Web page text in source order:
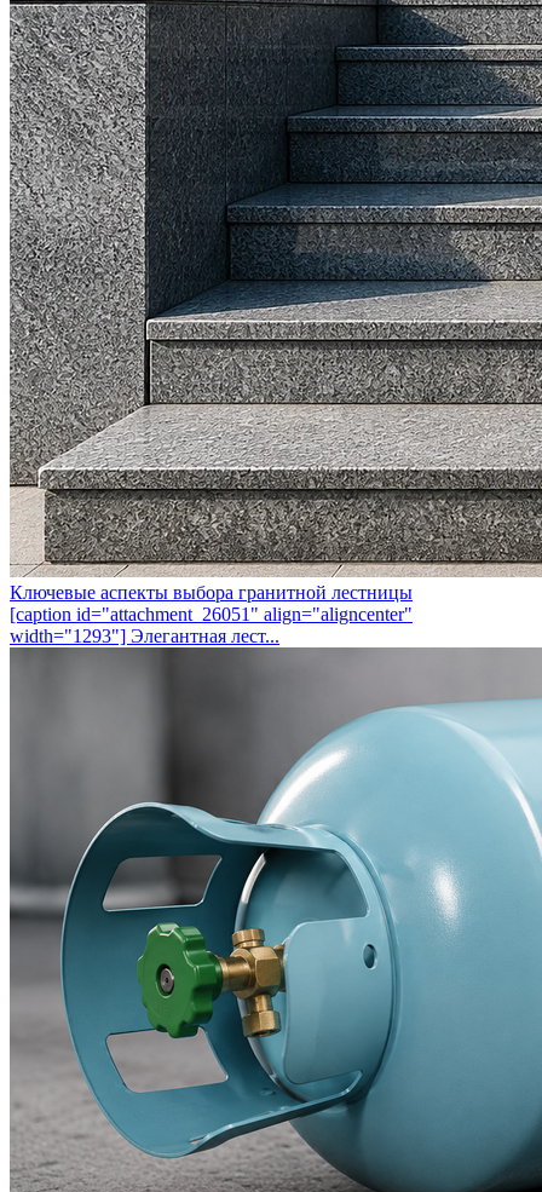
Ключевые аспекты выбора гранитной лестницы
[caption id="attachment_26051" align="aligncenter"
width="1293"] Элегантная лест...